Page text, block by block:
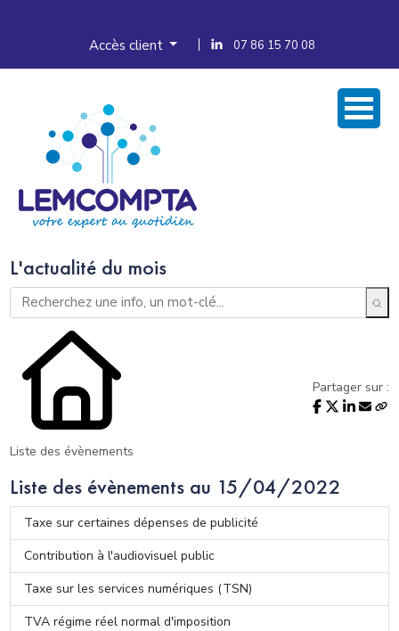
Accès client 07 86 15 70 08
L'actualité du mois
Liste des évènements
Partager sur :
Liste des évènements au 15/04/2022
Taxe sur certaines dépenses de publicité
Contribution à l'audiovisuel public
Taxe sur les services numériques (TSN)
TVA régime réel normal d'imposition